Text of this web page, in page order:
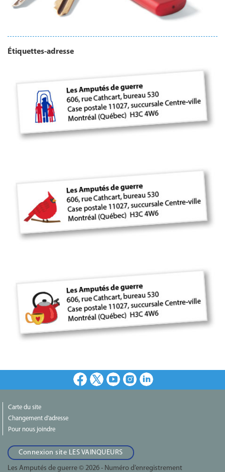
Étiquettes-adresse
Facebook
X YoutubeInstagramLinkedIn
Carte du site
Changement d'adresse
Pour nous joindre
Connexion site LES VAINQUEURS
Les Amputés de guerre © 2026 - Numéro d’enregistrement